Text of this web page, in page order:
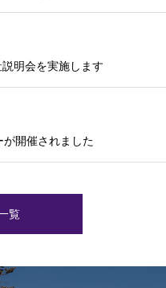
明会を実施します
開催されました
覧